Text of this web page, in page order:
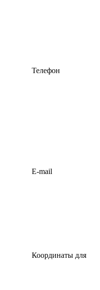
Телефон
E-mail
Координаты для